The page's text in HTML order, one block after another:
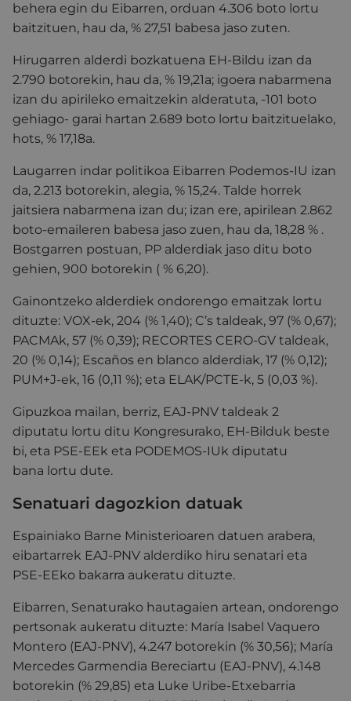
behera egin du Eibarren, orduan 4.306 boto lortu
baitzituen, hau da, % 27,51 babesa jaso zuten.
Hirugarren alderdi bozkatuena EH-Bildu izan da
2.790 botorekin, hau da, % 19,21a; igoera nabarmena
izan du apirileko emaitzekin alderatuta, -101 boto
gehiago- garai hartan 2.689 boto lortu baitzituelako,
hots, % 17,18a.
Laugarren indar politikoa Eibarren Podemos-IU izan
da, 2.213 botorekin, alegia, % 15,24. Talde horrek
jaitsiera nabarmena izan du; izan ere, apirilean 2.862
boto-emaileren babesa jaso zuen, hau da, 18,28 % .
Bostgarren postuan, PP alderdiak jaso ditu boto
gehien, 900 botorekin ( % 6,20).
Gainontzeko alderdiek ondorengo emaitzak lortu
dituzte: VOX-ek, 204 (% 1,40); C’s taldeak, 97 (% 0,67);
PACMAk, 57 (% 0,39); RECORTES CERO-GV taldeak,
20 (% 0,14); Escaños en blanco alderdiak, 17 (% 0,12);
PUM+J-ek, 16 (0,11 %); eta ELAK/PCTE-k, 5 (0,03 %).
Gipuzkoa mailan, berriz, EAJ-PNV taldeak 2
diputatu lortu ditu Kongresurako, EH-Bilduk beste
bi, eta PSE-EEk eta PODEMOS-IUk diputatu
bana lortu dute.
Senatuari dagozkion datuak
Espainiako Barne Ministerioaren datuen arabera,
eibartarrek EAJ-PNV alderdiko hiru senatari eta
PSE-EEko bakarra aukeratu dituzte.
Eibarren, Senaturako hautagaien artean, ondorengo
pertsonak aukeratu dituzte: María Isabel Vaquero
Montero (EAJ-PNV), 4.247 botorekin (% 30,56); María
Mercedes Garmendia Bereciartu (EAJ-PNV), 4.148
botorekin (% 29,85) eta Luke Uribe-Etxebarria